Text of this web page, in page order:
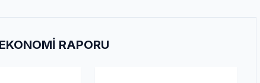
RAPORU